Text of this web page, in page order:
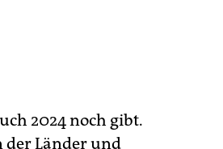
2024 noch gibt.
der Länder und